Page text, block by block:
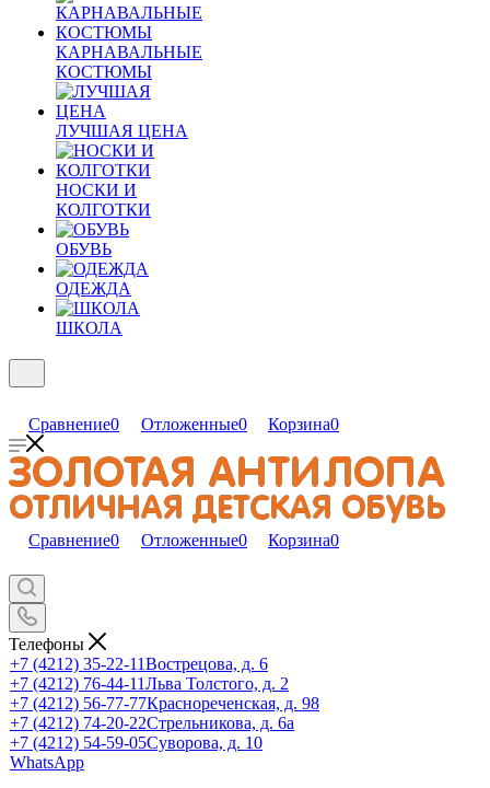
КАРНАВАЛЬНЫЕ
КОСТЮМЫ
ЛУЧШАЯ ЦЕНА
НОСКИ И
КОЛГОТКИ
ОБУВЬ
ОДЕЖДА
ШКОЛА
Сравнение0 Отложенные0 Корзина0
Сравнение0 Отложенные0 Корзина0
Телефоны
+7 (4212) 35-22-11Вострецова, д. 6
+7 (4212) 76-44-11Льва Толстого, д. 2
+7 (4212) 56-77-77Краснореченская, д. 98
+7 (4212) 74-20-22Стрельникова, д. 6а
+7 (4212) 54-59-05Суворова, д. 10
WhatsApp